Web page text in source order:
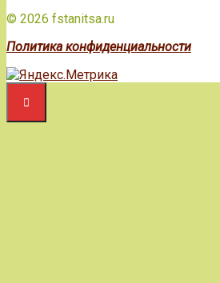
© 2026 fstanitsa.ru
Политика конфиденциальности